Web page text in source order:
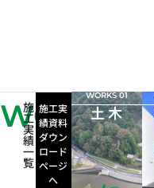
WORKS
施
工
実
績
一
覧
施工実
績資料
ダウン
ロード
ページ
へ
WORKS 01
土 木